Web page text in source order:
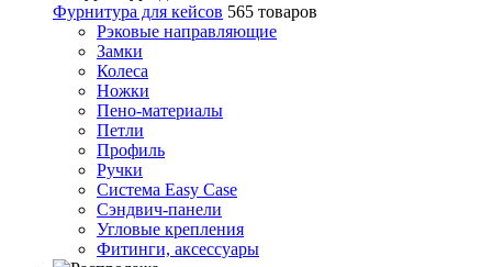
Фурнитура для кейсов 565 товаров
Рэковые направляющие
Замки
Колеса
Ножки
Пено-материалы
Петли
Профиль
Ручки
Система Easy Case
Сэндвич-панели
Угловые крепления
Фитинги, аксессуары